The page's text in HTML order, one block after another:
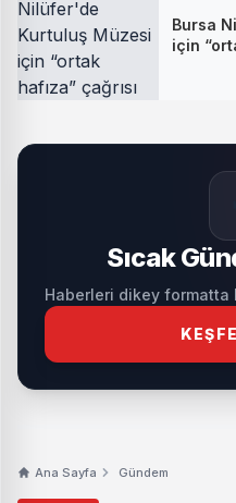
Bursa
için
Sıcak
Haberleri dikey formatta
Ana Sayfa Gündem